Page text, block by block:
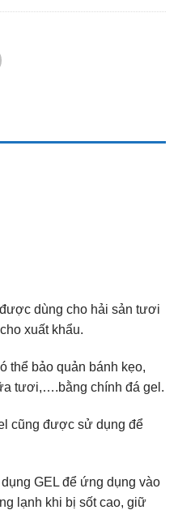
dùng cho hải sản tươi
xuất khẩu.
bảo quản bánh kẹo,
tươi,….bằng chính đá gel.
cũng được sử dụng để
GEL để ứng dụng vào
lạnh khi bị sốt cao, giữ